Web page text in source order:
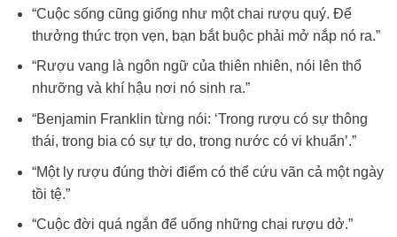
“Cuộc sống cũng giống như một chai rượu quý. Để
thưởng thức trọn vẹn, bạn bắt buộc phải mở nắp nó ra.”
“Rượu vang là ngôn ngữ của thiên nhiên, nói lên thổ
nhưỡng và khí hậu nơi nó sinh ra.”
“Benjamin Franklin từng nói: ‘Trong rượu có sự thông
thái, trong bia có sự tự do, trong nước có vi khuẩn’.”
“Một ly rượu đúng thời điểm có thể cứu vãn cả một ngày
tồi tệ.”
“Cuộc đời quá ngắn để uống những chai rượu dở.”